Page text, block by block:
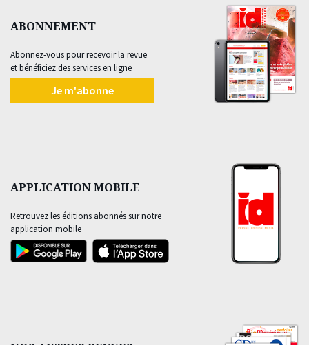
ABONNEMENT
Abonnez-vous pour recevoir la revue
et bénéficiez des services en ligne
Je m'abonne
APPLICATION MOBILE
Retrouvez les éditions abonnés sur notre
application mobile